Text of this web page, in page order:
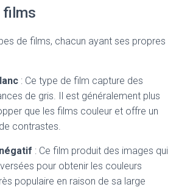
films
de films, chacun ayant ses propres
: Ce type de film capture des
de gris. Il est généralement plus
que les films couleur et offre un
contrastes.
: Ce film produit des images qui
pour obtenir les couleurs
populaire en raison de sa large